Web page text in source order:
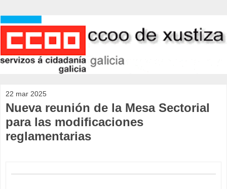
22 mar 2025
Nueva reunión de la Mesa Sectorial
para las modificaciones
reglamentarias